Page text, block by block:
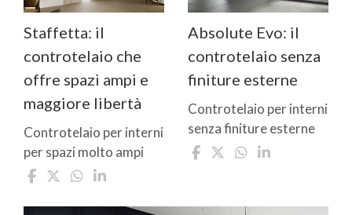
Staffetta: il
controtelaio che
offre spazi ampi e
maggiore libertà
Controtelaio per interni
per spazi molto ampi
Absolute Evo: il
controtelaio senza
finiture esterne
Controtelaio per interni
senza finiture esterne